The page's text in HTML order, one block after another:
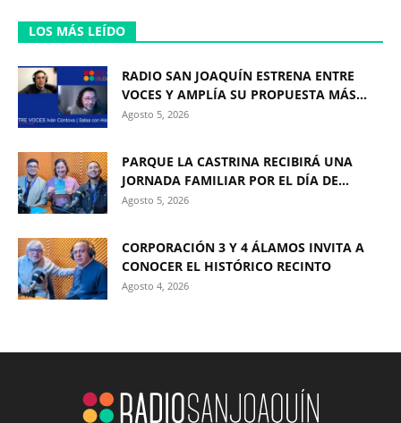
LOS MÁS LEÍDO
RADIO SAN JOAQUÍN ESTRENA ENTRE
VOCES Y AMPLÍA SU PROPUESTA MÁS...
Agosto 5, 2026
PARQUE LA CASTRINA RECIBIRÁ UNA
JORNADA FAMILIAR POR EL DÍA DE...
Agosto 5, 2026
CORPORACIÓN 3 Y 4 ÁLAMOS INVITA A
CONOCER EL HISTÓRICO RECINTO
Agosto 4, 2026